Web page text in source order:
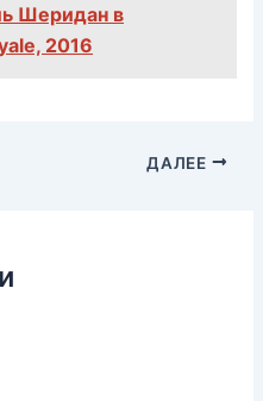
Шеридан в
2016
ДАЛЕЕ